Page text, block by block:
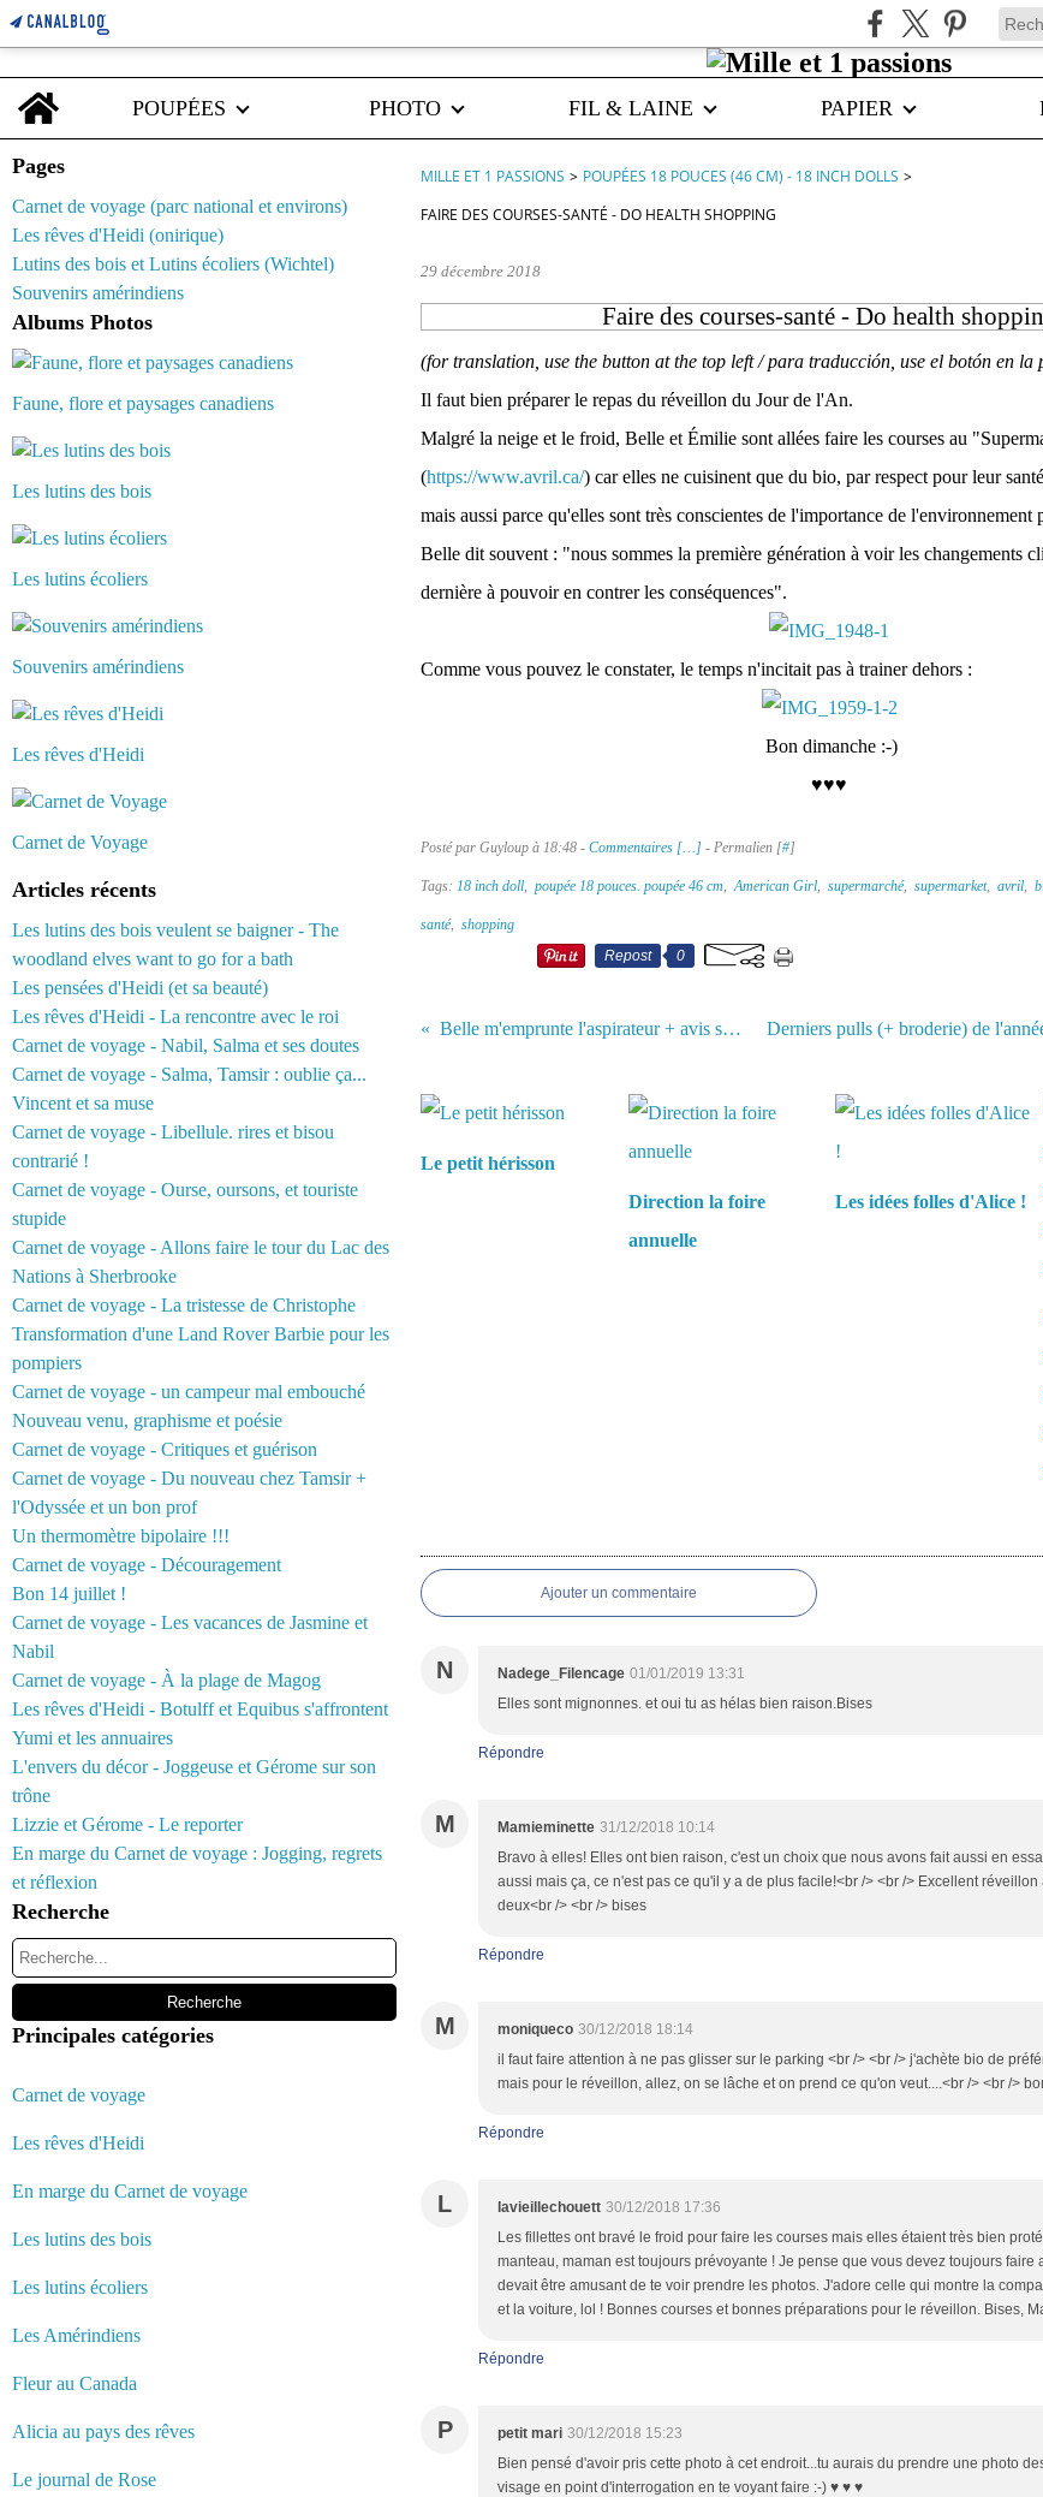
Home
POUPÉES
PHOTO FIL & LAINE PAPIER
Pages
Carnet de voyage (parc national et environs)
Les rêves d'Heidi (onirique)
Lutins des bois et Lutins écoliers (Wichtel)
Souvenirs amérindiens
Albums Photos
Faune, flore et paysages canadiens
Les lutins des bois
Les lutins écoliers
Souvenirs amérindiens
Les rêves d'Heidi
Carnet de Voyage
Articles récents
Les lutins des bois veulent se baigner - The
woodland elves want to go for a bath
Les pensées d'Heidi (et sa beauté)
Les rêves d'Heidi - La rencontre avec le roi
Carnet de voyage - Nabil, Salma et ses doutes
Carnet de voyage - Salma, Tamsir : oublie ça...
Vincent et sa muse
Carnet de voyage - Libellule. rires et bisou
contrarié !
Carnet de voyage - Ourse, oursons, et touriste
stupide
Carnet de voyage - Allons faire le tour du Lac des
Nations à Sherbrooke
Carnet de voyage - La tristesse de Christophe
Transformation d'une Land Rover Barbie pour les
pompiers
Carnet de voyage - un campeur mal embouché
Nouveau venu, graphisme et poésie
Carnet de voyage - Critiques et guérison
Carnet de voyage - Du nouveau chez Tamsir +
l'Odyssée et un bon prof
Un thermomètre bipolaire !!!
Carnet de voyage - Découragement
Bon 14 juillet !
Carnet de voyage - Les vacances de Jasmine et
Nabil
Carnet de voyage - À la plage de Magog
Les rêves d'Heidi - Botulff et Equibus s'affrontent
Yumi et les annuaires
L'envers du décor - Joggeuse et Gérome sur son
trône
Lizzie et Gérome - Le reporter
En marge du Carnet de voyage : Jogging, regrets
et réflexion
Recherche
Principales catégories
Carnet de voyage
Les rêves d'Heidi
En marge du Carnet de voyage
Les lutins des bois
Les lutins écoliers
Les Amérindiens
Fleur au Canada
Alicia au pays des rêves
Le journal de Rose
MILLE ET 1 PASSIONS > POUPÉES 18 POUCES (46 CM) - 18 INCH DOLLS >
FAIRE DES COURSES-SANTÉ - DO HEALTH SHOPPING
29 décembre 2018
Faire des courses-santé - Do health
(for translation, use the button at the top left / para traducción, use el botón en la
Il faut bien préparer le repas du réveillon du Jour de l'An.
Malgré la neige et le froid, Belle et Émilie sont allées faire les courses au
(https://www.avril.ca/) car elles ne cuisinent que du bio, par respect pour leur
mais aussi parce qu'elles sont très conscientes de l'importance de l'environnement
Belle dit souvent : "nous sommes la première génération à voir les changements
dernière à pouvoir en contrer les conséquences".
Comme vous pouvez le constater, le temps n'incitait pas à trainer dehors :
Bon dimanche :-)
♥♥♥
Posté par Guyloup à 18:48 - Commentaires […] - Permalien [#]
Tags: 18 inch doll, poupée 18 pouces. poupée 46 cm,American Girl, supermarché, supermarket, avril,
santé, shopping
Repost
0
Belle m'emprunte l'aspirateur + avis sur le Dyson V10 Absolute
Le petit hérisson
Direction la foire
annuelle
Les idées folles d'Alice !
Ajouter un commentaire
N Nadege_Filencage 01/01/2019 13:31
Elles sont mignonnes. et oui tu as hélas bien raison.Bises
Répondre
M Mamieminette 31/12/2018 10:14
Bravo à elles! Elles ont bien raison, c'est un choix que nous avons fait aussi en
aussi mais ça, ce n'est pas ce qu'il y a de plus facile!<br /> <br /> Excellent
deux<br /> <br /> bises
Répondre
M moniqueco 30/12/2018 18:14
il faut faire attention à ne pas glisser sur le parking <br /> <br /> j'achète bio de
mais pour le réveillon, allez, on se lâche et on prend ce qu'on veut....<br /> <br />
Répondre
L lavieillechouett 30/12/2018 17:36
Les fillettes ont bravé le froid pour faire les courses mais elles étaient très bien
manteau, maman est toujours prévoyante ! Je pense que vous devez toujours faire
devait être amusant de te voir prendre les photos. J'adore celle qui montre la
et la voiture, lol ! Bonnes courses et bonnes préparations pour le réveillon. Bises,
Répondre
P petit mari 30/12/2018 15:23
Bien pensé d'avoir pris cette photo à cet endroit...tu aurais du prendre une photo
visage en point d'interrogation en te voyant faire :-) ♥ ♥ ♥